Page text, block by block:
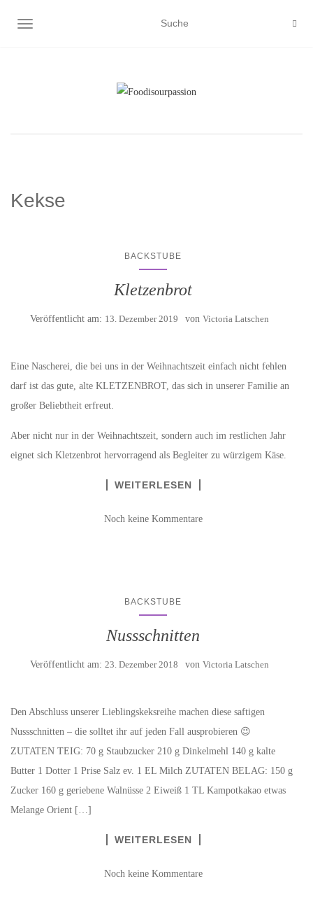
NAVIGATION EIN-/AUSSCHALTEN
Kekse
BACKSTUBE
Kletzenbrot
Veröffentlicht am: 13. Dezember 2019 von Victoria Latschen
Eine Nascherei, die bei uns in der Weihnachtszeit einfach nicht fehlen
darf ist das gute, alte KLETZENBROT, das sich in unserer Familie an
großer Beliebtheit erfreut.
Aber nicht nur in der Weihnachtszeit, sondern auch im restlichen Jahr
eignet sich Kletzenbrot hervorragend als Begleiter zu würzigem Käse.
WEITERLESEN
Noch keine Kommentare
BACKSTUBE
Nussschnitten
Veröffentlicht am: 23. Dezember 2018 von Victoria Latschen
Den Abschluss unserer Lieblingskeksreihe machen diese saftigen
Nussschnitten – die solltet ihr auf jeden Fall ausprobieren 😉
ZUTATEN TEIG: 70 g Staubzucker 210 g Dinkelmehl 140 g kalte
Butter 1 Dotter 1 Prise Salz ev. 1 EL Milch ZUTATEN BELAG: 150 g
Zucker 160 g geriebene Walnüsse 2 Eiweiß 1 TL Kampotkakao etwas
Melange Orient […]
WEITERLESEN
Noch keine Kommentare